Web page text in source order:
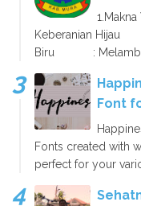
Keberanian Hijau
Biru :
Font
Fonts created with
perfect for your